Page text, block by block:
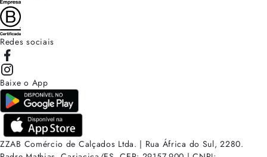
Redes sociais
Baixe o App
ZZAB Comércio de Calçados Ltda. | Rua África do Sul, 2280.